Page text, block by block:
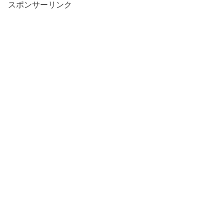
スポンサーリンク